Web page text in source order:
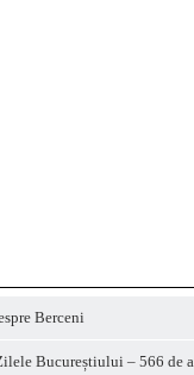
Berceni
Bucureștiului – 566 de